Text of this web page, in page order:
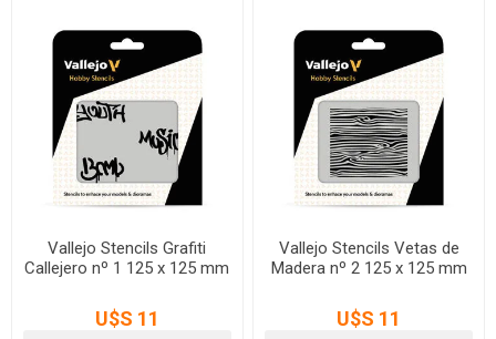
Vallejo Stencils Grafiti
Callejero nº 1 125 x 125 mm
U$S 11
Vallejo Stencils Vetas de
Madera nº 2 125 x 125 mm
U$S 11